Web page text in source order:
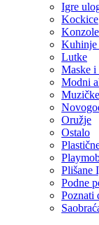
Igre
Kockice
Kuhinje
Lutke
Maske i
Modni
Oružje
Ostalo
Plišane
Podne
Poznati